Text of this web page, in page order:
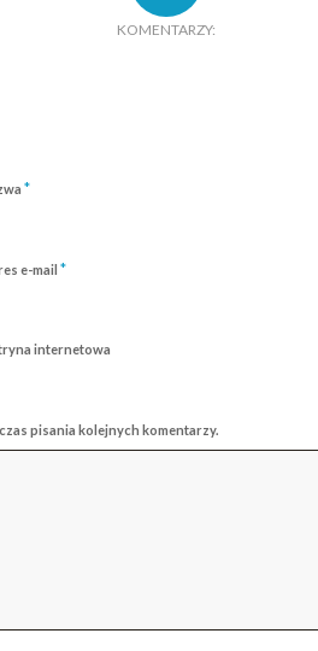
KOMENTARZY:
*
e-mail *
internetowa
pisania kolejnych komentarzy.